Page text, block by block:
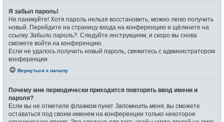
Я забыл пароль!
Не паникуйте! Хотя пароль нельзя восстановить, можно легко получить
новый. Перейдите на страницу входа на конференцию и щёлкните на
ссылку Забыли пароль? . Следуйте инструкциям, и скоро вы снова
сможете войти на конференцию.
Если не удалось получить новый пароль, свяжитесь с администратором
конференции.
Вернуться к началу
Почему мне периодически приходится повторять ввод имени и
пароля?
Если вы не отметили флажком пункт Запомнить меня , вы сможете
оставаться под своим именем на конференции только некоторое